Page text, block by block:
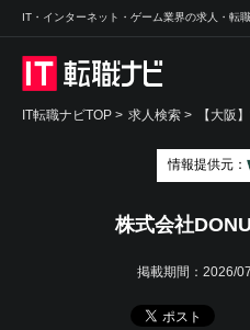
IT・インターネット・ゲーム業界の求人・転
IT転職ナビTOP > 求人検索 > 【大阪
情報提供元：
株式会社
掲載期間： 2026/